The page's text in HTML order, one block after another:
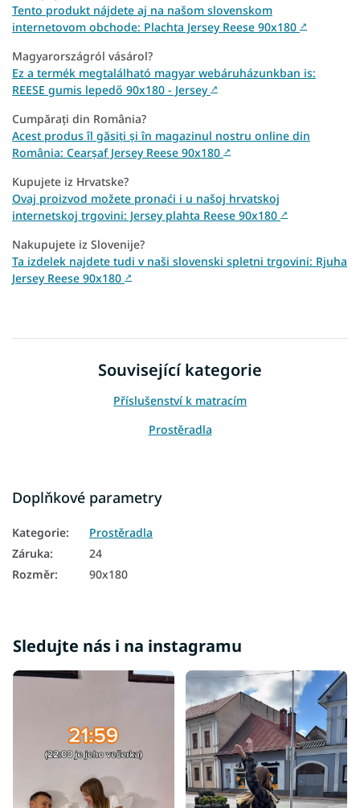
Tento produkt nájdete aj na našom slovenskom
internetovom obchode: Plachta Jersey Reese 90x180 ↗
Magyarországról vásárol?
Ez a termék megtalálható magyar webáruházunkban is:
REESE gumis lepedő 90x180 - Jersey ↗
Cumpărați din România?
Acest produs îl găsiți și în magazinul nostru online din
România: Cearșaf Jersey Reese 90x180 ↗
Kupujete iz Hrvatske?
Ovaj proizvod možete pronaći i u našoj hrvatskoj
internetskoj trgovini: Jersey plahta Reese 90x180 ↗
Nakupujete iz Slovenije?
Ta izdelek najdete tudi v naši slovenski spletni trgovini: Rjuha
Jersey Reese 90x180 ↗
Související kategorie
Příslušenství k matracím
Prostěradla
Doplňkové parametry
Kategorie:
Prostěradla
Záruka:
24
Rozměr: 90x180
Sledujte nás i na instagramu